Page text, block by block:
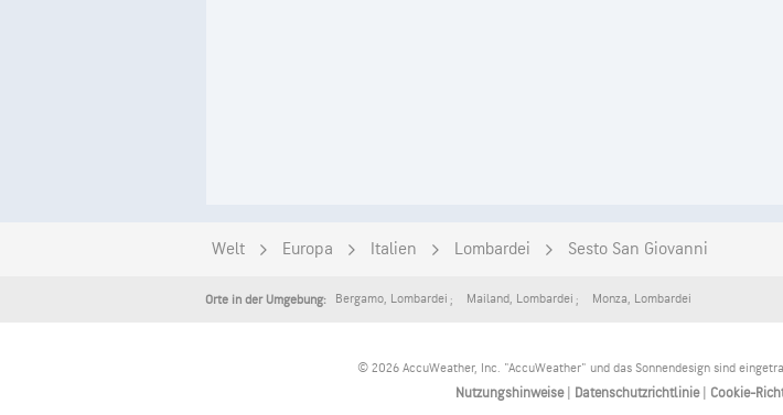
Welt Europa Italien Lombardei Sesto San Giovanni
Orte in der Umgebung: Bergamo, Lombardei Mailand, Lombardei Monza, Lombardei
© 2026 AccuWeather, Inc. "AccuWeather" und das Sonnendesign sind
Nutzungshinweise Datenschutzrichtlinie Cookie-